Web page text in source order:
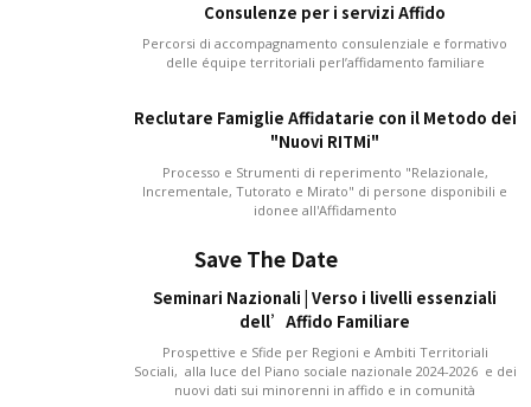
Consulenze per i servizi Affido
Percorsi di accompagnamento consulenziale e formativo
delle équipe territoriali perl’affidamento familiare
Reclutare Famiglie Affidatarie con il Metodo dei
"Nuovi RITMi"
Processo e Strumenti di reperimento "Relazionale,
Incrementale, Tutorato e Mirato" di persone disponibili e
idonee all'Affidamento
Save The Date
Seminari Nazionali | Verso i livelli essenziali
dell’Affido Familiare
Prospettive e Sfide per Regioni e Ambiti Territoriali
Sociali, alla luce del Piano sociale nazionale 2024-2026 e dei
nuovi dati sui minorenni in affido e in comunità